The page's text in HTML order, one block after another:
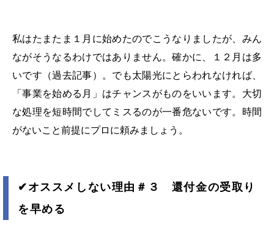
私はたまたま１月に始めたのでこうなりましたが、みん
ながそうなるわけではありません。確かに、１２月は多
いです（過去記事）。でも太陽光にとらわれなければ、
「事業を始める月」はチャンスがものをいいます。大切
な処理を短時間でしてミスるのが一番危ないです。時間
がないこと前提にプロに頼みましょう。
✔︎ オススメしない理由＃３ 還付金の受取り
を早める